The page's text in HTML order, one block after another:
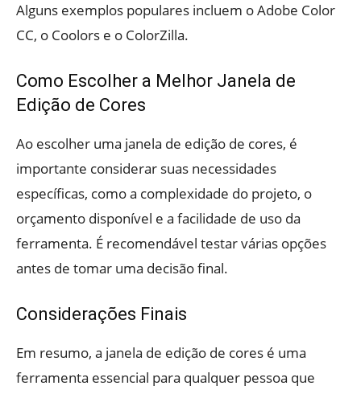
Alguns exemplos populares incluem o Adobe Color
CC, o Coolors e o ColorZilla.
Como Escolher a Melhor Janela de
Edição de Cores
Ao escolher uma janela de edição de cores, é
importante considerar suas necessidades
específicas, como a complexidade do projeto, o
orçamento disponível e a facilidade de uso da
ferramenta. É recomendável testar várias opções
antes de tomar uma decisão final.
Considerações Finais
Em resumo, a janela de edição de cores é uma
ferramenta essencial para qualquer pessoa que